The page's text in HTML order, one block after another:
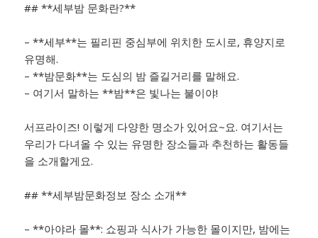
화## **세부밤 문화란?**
– **세부**는 필리핀 중심부에 위치한 도시로, 휴양지로
유명해.
– **밤문화**는 도심의 밤 즐길거리를 말해요.
– 여기서 말하는 **밤**은 빛나는 불이야!
서프라이즈! 이렇게 다양한 명소가 있어요~요. 여기서는
우리가 다녀올 수 있는 유명한 장소들과 추천하는 활동들
을 소개할게요.
## **세부밤문화정보 장소 소개**
– **아야라 몰**: 쇼핑과 식사가 가능한 몰이지만, 밤에는